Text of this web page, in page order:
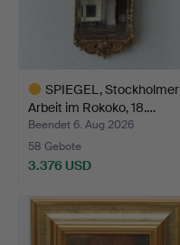
SPIEGEL, Stockholmer
Arbeit im Rokoko, 18.…
Beendet 6. Aug 2026
58 Gebote
3.376 USD
Objekt